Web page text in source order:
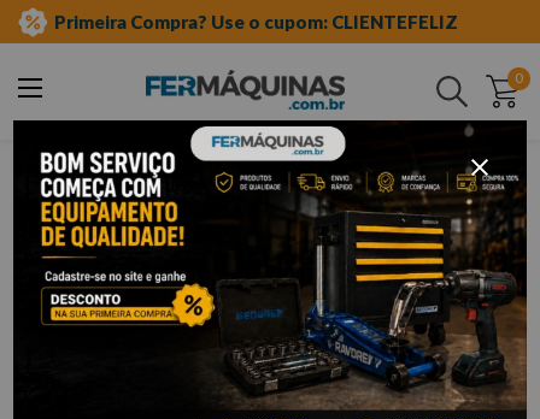
Primeira Compra? Use o cupom: CLIENTEFELIZ
0
Buscar
ferramentas manuais jogo de chave allen
Jogo de Chave Allen
Filtrar